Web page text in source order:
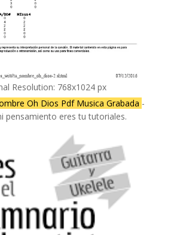
Resolution: 768x1024 px
Oh Dios Pdf Musica Grabada -
pensamiento eres tu tutoriales.